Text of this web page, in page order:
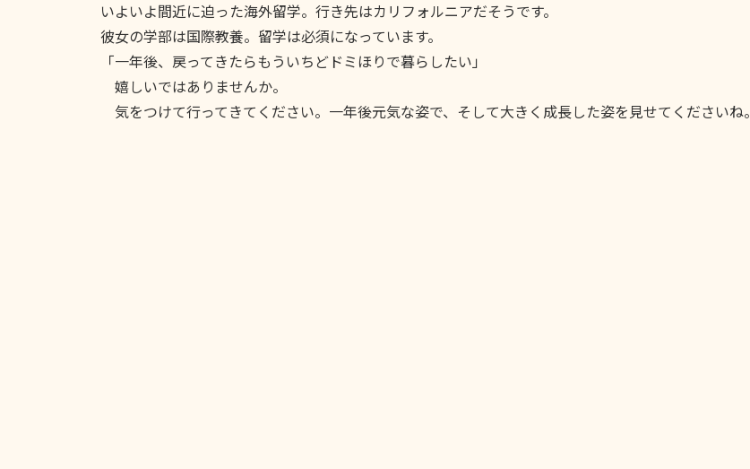
いよいよ間近に迫った海外留学。行き先はカリフォルニアだそうです。
彼女の学部は国際教養。留学は必須になっています。
「一年後、戻ってきたらもういちどドミほりで暮らしたい」
嬉しいではありませんか。
気をつけて行ってきてください。一年後元気な姿で、そして大きく成長した姿を見せてくださいね。